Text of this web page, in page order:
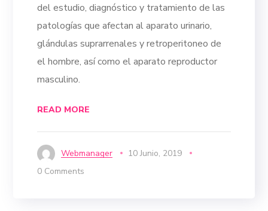
del estudio, diagnóstico y tratamiento de las
patologías que afectan al aparato urinario,
glándulas suprarrenales y retroperitoneo de
el hombre, así como el aparato reproductor
masculino.
READ MORE
Webmanager
10 Junio, 2019
0 Comments